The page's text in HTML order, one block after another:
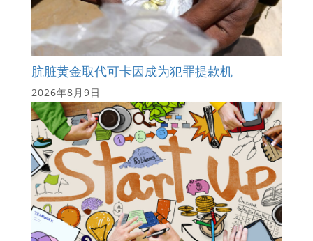
肮脏黄金取代可卡因成为犯罪提款机
2026年8月9日